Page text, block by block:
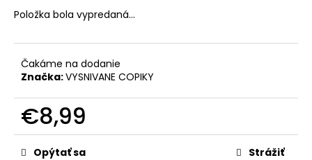
Položka bola vypredaná…
Čakáme na dodanie
Značka:VYSNIVANE COPIKY
€8,99
Jednotková
cena:Opýtať sa Strážiť